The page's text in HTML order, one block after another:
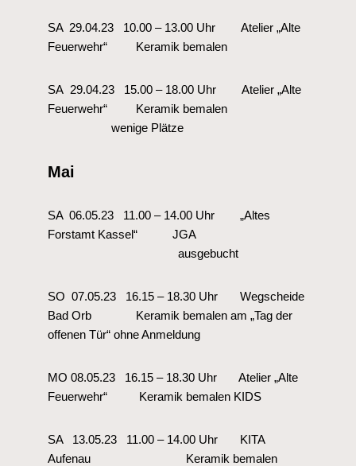
SA 29.04.23 10.00 – 13.00 Uhr Atelier „Alte
Feuerwehr“ Keramik bemalen
SA 29.04.23 15.00 – 18.00 Uhr Atelier „Alte
Feuerwehr“ Keramik bemalen
wenige Plätze
Mai
SA 06.05.23 11.00 – 14.00 Uhr „Altes
Forstamt Kassel“ JGA
ausgebucht
SO 07.05.23 16.15 – 18.30 Uhr Wegscheide
Bad Orb Keramik bemalen am „Tag der
offenen Tür“ ohne Anmeldung
MO 08.05.23 16.15 – 18.30 Uhr Atelier „Alte
Feuerwehr“ Keramik bemalen KIDS
SA 13.05.23 11.00 – 14.00 Uhr KITA
Aufenau Keramik bemalen